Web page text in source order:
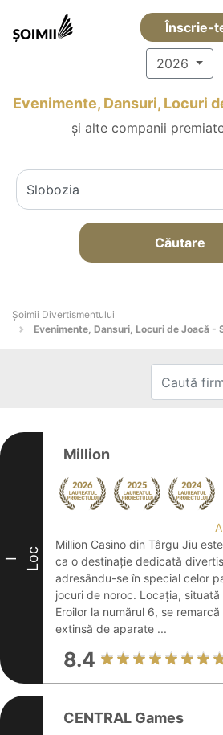
Înscrie-
2026
Evenimente, Dansuri, Locuri
și alte companii
Căutare
Şoimii Divertismentului
Evenimente, Dansuri, Locuri de Joacă -
I Loc
Million
Million Casino din Târgu Jiu
ca o destinație dedicată
adresându-se în special celor
jocuri de noroc. Locația, situată
Eroilor la numărul 6, se
extinsă de aparate ...
8.4
CENTRAL Games